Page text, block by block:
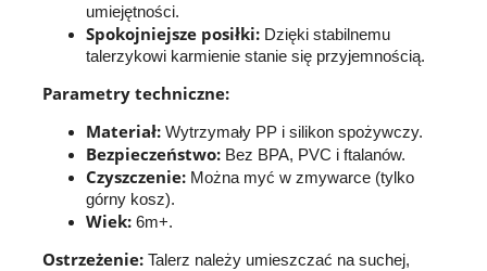
umiejętności.
Spokojniejsze posiłki: Dzięki stabilnemu
talerzykowi karmienie stanie się przyjemnością.
Parametry techniczne:
Materiał: Wytrzymały PP i silikon spożywczy.
Bezpieczeństwo: Bez BPA, PVC i ftalanów.
Czyszczenie: Można myć w zmywarce (tylko
górny kosz).
Wiek: 6m+.
Ostrzeżenie: Talerz należy umieszczać na suchej,